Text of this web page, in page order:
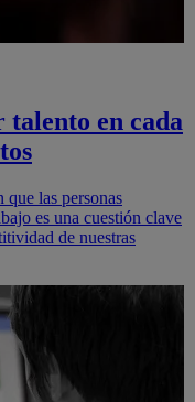
en cada
las personas
es una cuestión clave
de nuestras